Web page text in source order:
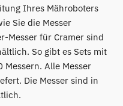
Ihres Mähroboters
Sie die Messer
Messer für Cramer sind
So gibt es Sets mit
Messern. Alle Messer
Die Messer sind in